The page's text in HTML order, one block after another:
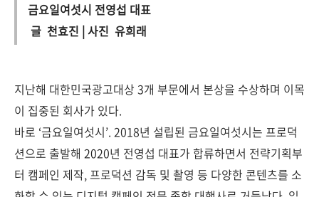
금요일여섯시 전영섭 대표
글 천효진 | 사진 유희래
지난해 대한민국광고대상 3개 부문에서 본상을 수상하며 이목
이 집중된 회사가 있다.
바로 ‘금요일여섯시’. 2018년 설립된 금요일여섯시는 프로덕
션으로 출발해 2020년 전영섭 대표가 합류하면서 전략기획부
터 캠페인 제작, 프로덕션 감독 및 촬영 등 다양한 콘텐츠를 소